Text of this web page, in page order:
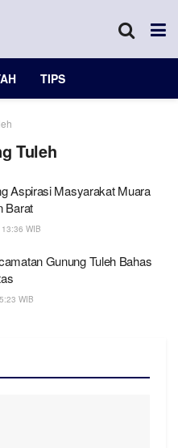
TIPS
Tuleh
Aspirasi Masyarakat Muara
Barat
WIB
Gunung Tuleh Bahas
WIB